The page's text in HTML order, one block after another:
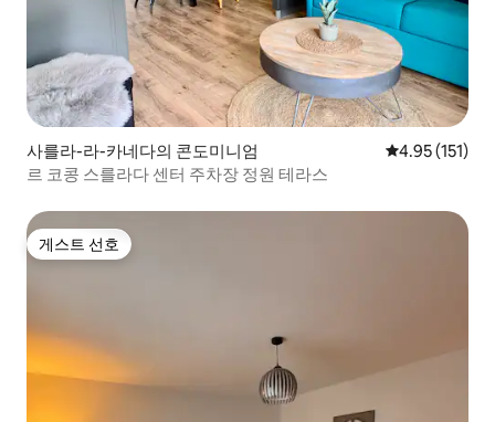
사를라-라-카네다의 콘도미니엄 평점 4.95점(5
4.95 (151)
르 코콩 스를라다 센터 주차장 정원 테라스
게스트 선호
게스트 선호